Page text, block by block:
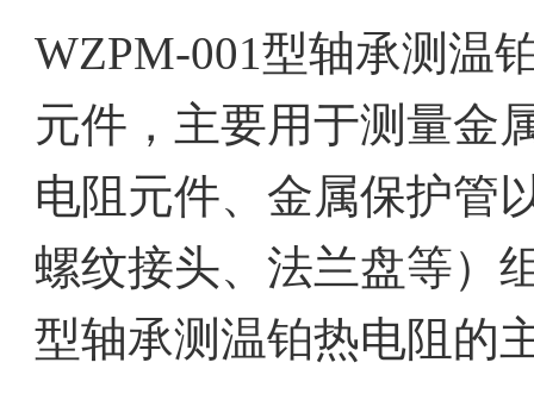
WZPM-001型轴承测温
元件，主要用于测量金
电阻元件、金属保护管
螺纹接头、法兰盘等）
型轴承测温铂热电阻的